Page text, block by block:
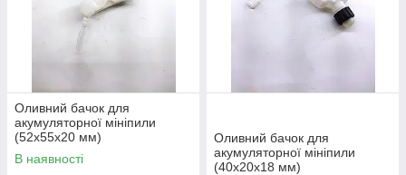
Оливний бачок для
акумуляторної мініпили
(52х55х20 мм)
В наявності
Оливний бачок для
акумуляторної мініпили
(40х20х18 мм)